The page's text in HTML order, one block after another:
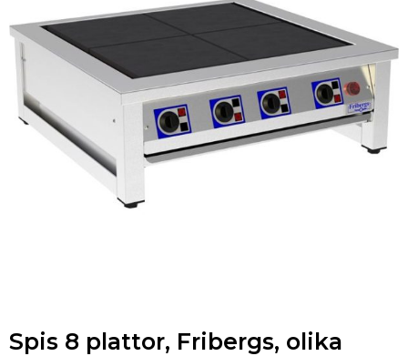
Spis 8 plattor, Fribergs, olika